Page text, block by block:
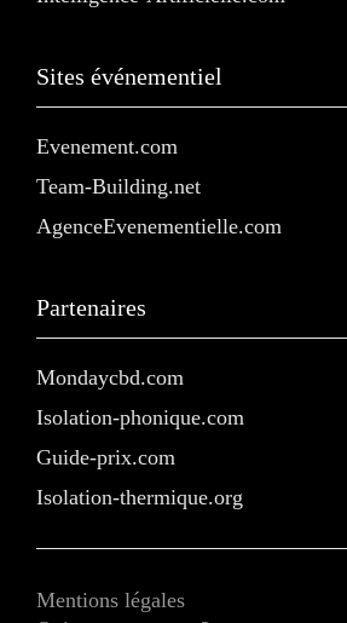
Sites événementiel
Evenement.com
Team-Building.net
AgenceEvenementielle.com
Partenaires
Mondaycbd.com
Isolation-phonique.com
Guide-prix.com
Isolation-thermique.org
Mentions légales